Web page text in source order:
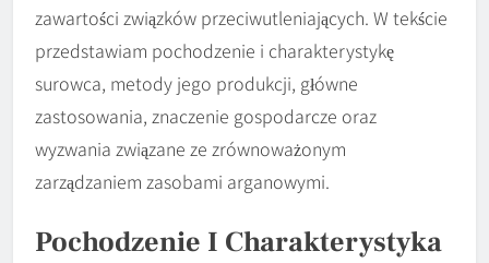
zawartości związków przeciwutleniających. W tekście
przedstawiam pochodzenie i charakterystykę
surowca, metody jego produkcji, główne
zastosowania, znaczenie gospodarcze oraz
wyzwania związane ze zrównoważonym
zarządzaniem zasobami arganowymi.
Pochodzenie I Charakterystyka